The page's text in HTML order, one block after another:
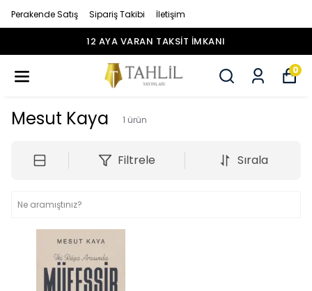
Perakende Satış Sipariş Takibi İletişim
12 AYA VARAN TAKSİT İMKANI
0
Mesut Kaya 1 ürün
Filtrele Sırala